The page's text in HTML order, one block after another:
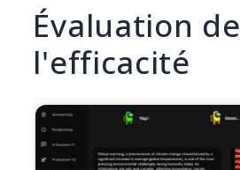
Évaluation de
l'efficacité